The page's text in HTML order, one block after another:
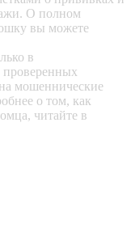
О полном
вы можете
в
мошеннические
о том, как
читайте в